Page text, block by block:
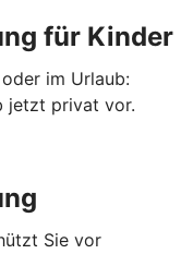
für Kinder
im Urlaub:
jetzt privat vor.
Sie vor